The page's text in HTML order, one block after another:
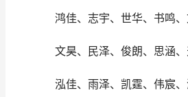
鸿佳、志宇、世华、书鸣、
文昊、民泽、俊朗、思涵、
泓佳、雨泽、凯霆、伟宸、